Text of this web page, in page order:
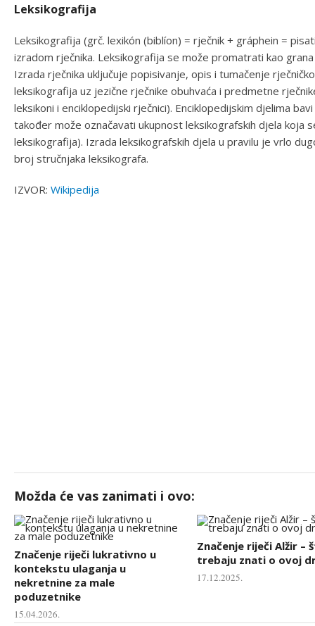
Leksikografija
Leksikografija (grč. lexikón (biblíon) = rječnik + gráphein =
izradom rječnika. Leksikografija se može promatrati kao
Izrada rječnika uključuje popisivanje, opis i tumačenje
leksikografija uz jezične rječnike obuhvaća i predmetne
leksikoni i enciklopedijski rječnici). Enciklopedijskim djelima
također može označavati ukupnost leksikografskih djela koja
leksikografija). Izrada leksikografskih djela u pravilu je vrlo
broj stručnjaka leksikografa.
IZVOR: Wikipedija
Možda će vas zanimati i ovo:
Značenje riječi lukrativno u
kontekstu ulaganja u
nekretnine za male
poduzetnike
15.04.2026.
Značenje riječi Alžir –
trebaju znati o ovoj
17.12.2025.